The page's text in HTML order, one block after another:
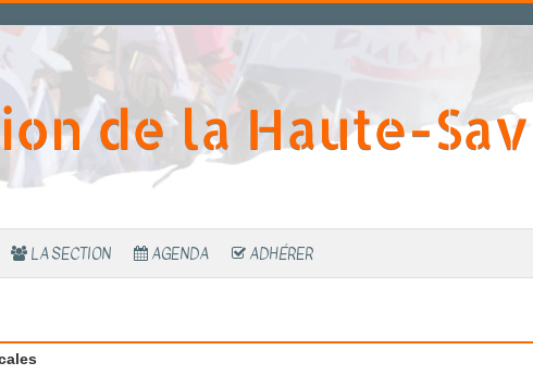
de la Haute-
LA SECTION AGENDA ADHÉRER